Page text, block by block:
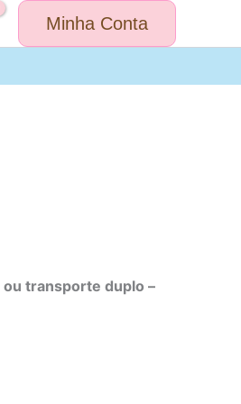
Minha Conta
transporte duplo –